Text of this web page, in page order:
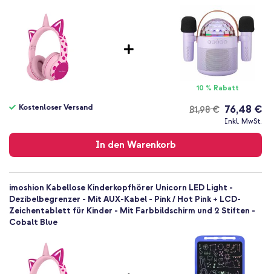
Freihändiges Telefonieren
Einfache Bluetooth-Verbindung
10 Meter Reichweite
Verstellbarer Kopfbügel
USB-C-Anschluss
Inklusive Aufbewahrungstasche
Inklusive 1 Jahr Garantie
Auf der Suche nach einem fröhlichen Kopfhörer mit optimalem
Bedienkomfort? Dann wähle die Kids Unicorn LED Light Bluetooth
Kopfhörer von imoshion.
AUX Kabel, Aufladekabel, Netzteil
Ja
Keine
10 % Rabatt
81,98 €
Kostenloser Versand 76,48 €
Inkl. MwSt.
In den Warenkorb
Versand
imoshion Kabellose Kinderkopfhörer Unicorn LED Light -
Dezibelbegrenzer - Mit AUX-Kabel - Pink / Hot Pink + LCD-
Zeichentablett für Kinder - Mit Farbbildschirm und 2 Stiften -
Cobalt Blue